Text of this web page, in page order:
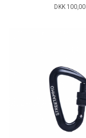
DKK 100,00